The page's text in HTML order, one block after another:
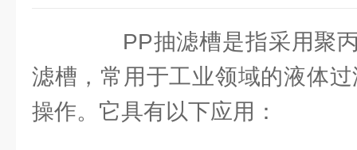
PP抽滤槽是指采用聚丙
滤槽，常用于工业领域的液体
操作。它具有以下应用：